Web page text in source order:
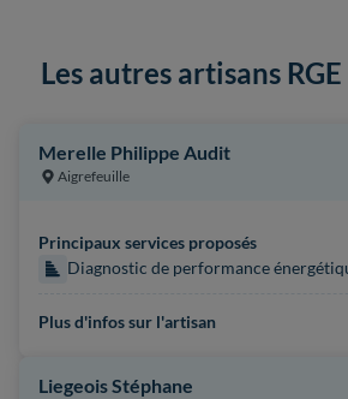
Les autres artisans
Merelle Philippe Audit
Aigrefeuille
Principaux services proposés
Diagnostic de performance
Plus d'infos sur l'artisan
Liegeois Stéphane